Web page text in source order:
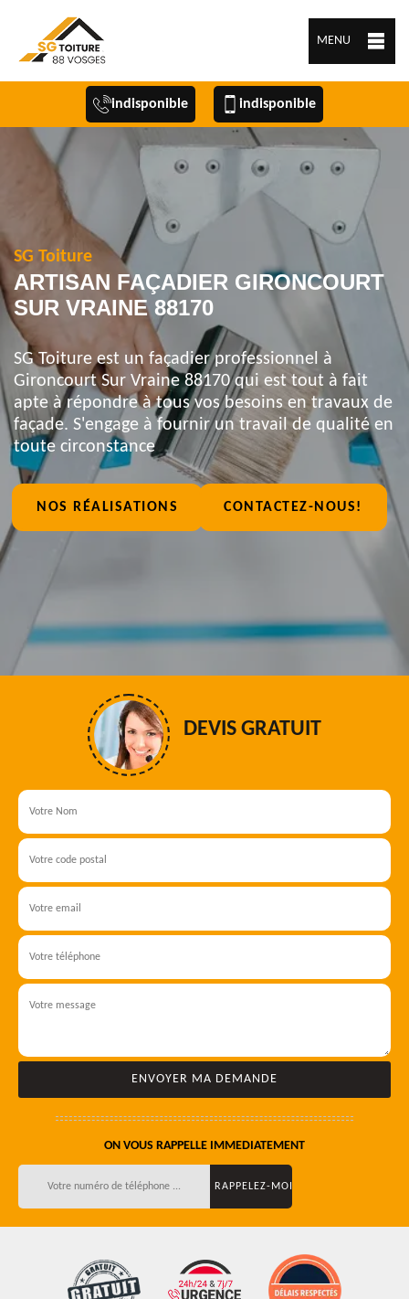
MENU
indisponible indisponible
SG Toiture
ARTISAN FAÇADIER GIRONCOURT
SUR VRAINE 88170
SG Toiture est un façadier professionnel à
Gironcourt Sur Vraine 88170 qui est tout à fait
apte à répondre à tous vos besoins en travaux de
façade. S'engage à fournir un travail de qualité en
toute circonstance
NOS RÉALISATIONS CONTACTEZ-NOUS!
DEVIS GRATUIT
ON VOUS RAPPELLE IMMEDIATEMENT